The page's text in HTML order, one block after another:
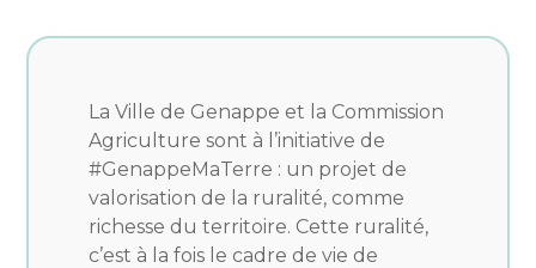
La Ville de Genappe et la Commission
Agriculture sont à l’initiative de
#GenappeMaTerre : un projet de
valorisation de la ruralité, comme
richesse du territoire. Cette ruralité,
c’est à la fois le cadre de vie de